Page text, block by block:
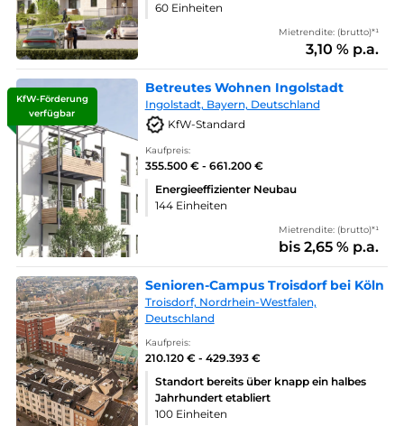
60 Einheiten
Mietrendite: (brutto)*¹
3,10 % p.a.
KfW-Förderung
verfügbar
Betreutes Wohnen Ingolstadt
Ingolstadt, Bayern, Deutschland
KfW-Standard
Kaufpreis:
355.500 € - 661.200 €
Energieeffizienter Neubau
144 Einheiten
Mietrendite: (brutto)*¹
bis 2,65 % p.a.
Senioren-Campus Troisdorf bei Köln
Troisdorf, Nordrhein-Westfalen,
Deutschland
Kaufpreis:
210.120 € - 429.393 €
Standort bereits über knapp ein halbes
Jahrhundert etabliert
100 Einheiten